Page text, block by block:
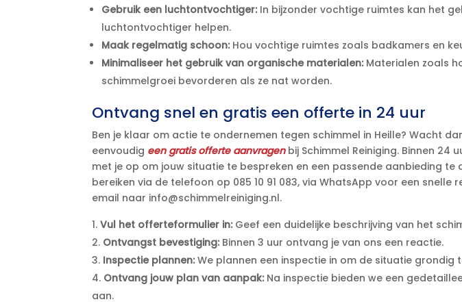
Gebruik een luchtontvochtiger: In bijzonder vochtige ruimtes kan het
luchtontvochtiger helpen.​
Maak regelmatig schoon: Hou vochtige ruimtes zoals badkamers en
Minimaliseer het gebruik van organische materialen: Materialen zoals
schimmelgroei bevorderen als ze nat worden.​
Ontvang snel en gratis een offerte in 24 uur
Ben je klaar om actie te ondernemen tegen schimmel in Heille? Wacht
eenvoudig een gratis offerte aanvragenbij Schimmel Reiniging.​ Binnen 24
met je op om jouw situatie te bespreken en een passende aanbieding te
bereiken via de telefoon op 085 10 91 083, via WhatsApp voor een snelle
email naar info@schimmelreiniging.​nl.​
Vul het offerteformulier in: Geef een duidelijke beschrijving van het
Ontvangst bevestiging: Binnen 3 uur ontvang je van ons een reactie.​
Inspectie plannen: We plannen een inspectie in om de situatie grondig
Ontvang jouw plan van aanpak: Na inspectie bieden we een
aan.​